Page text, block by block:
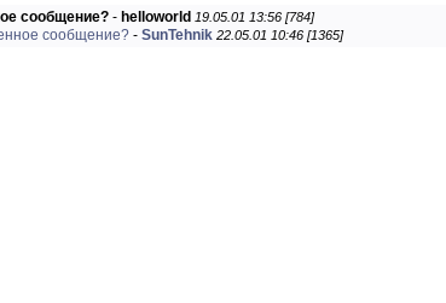
сообщение? - helloworld 19.05.01 13:56 [784]
сообщение? - SunTehnik 22.05.01 10:46 [1365]